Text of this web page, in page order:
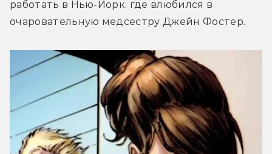
работать в Нью-Йорк, где влюбился в
очаровательную медсестру Джейн Фостер.